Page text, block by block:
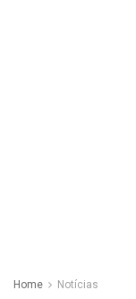
Home Notícias